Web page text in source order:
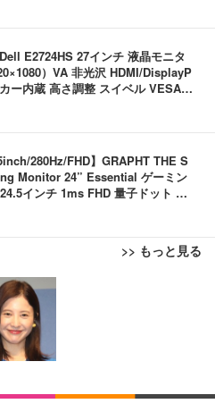
E2724HS 27インチ 液晶モニタ
）VA 非光沢 HDMI/DisplayP
ー内蔵 高さ調整 スイベル VESA対
280Hz/FHD】GRAPHT THE S
Monitor 24” Essential ゲーミン
インチ 1ms FHD 量子ドット 残
>> もっと見る
ートパソコン 富士通 LIEFBOOK
第11世代 Core i5-1145G7/Window
2021搭載/Webカメラ/Wifi・Blue
C/360度回転対応/有線静音マウ
(タッチスクリーン/メモリ16GB,S
古 ノートパソコン 富士通 A5511/
けプレミアムモニター | FlexScan
型4K UHD・USB Type-C・ホワ
けプレミアムモニター | FlexScan